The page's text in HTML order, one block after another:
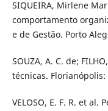
SIQUEIRA, Mirlene
comportamento
e de Gestão. Porto
SOUZA, A. C. de;
técnicas. Florianópolis:
VELOSO, E. F. R. et